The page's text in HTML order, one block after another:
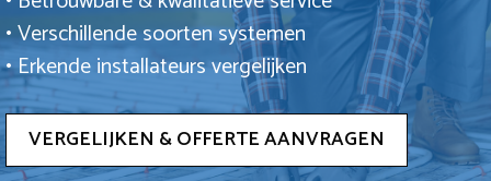
• Verschillende soorten systemen
• Erkende installateurs vergelijken
VERGELIJKEN & OFFERTE AANVRAGEN